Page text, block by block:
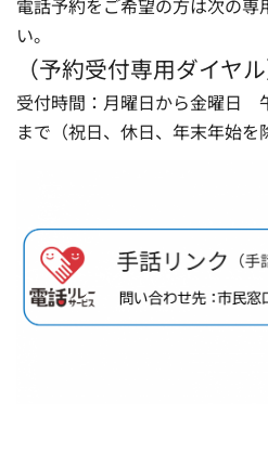
電話予約をご希望の方は次の専
い。
（予約受付専用ダイヤル
受付時間：月曜日から金曜日
まで（祝日、休日、年末年始を